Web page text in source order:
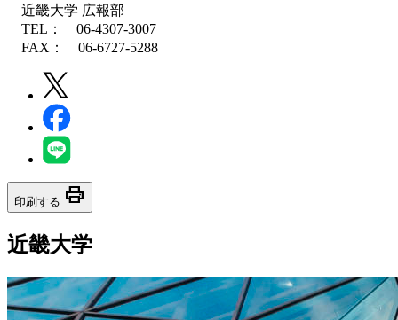
近畿大学 広報部
TEL： 06-4307-3007
FAX： 06-6727-5288
印刷する print
近畿大学